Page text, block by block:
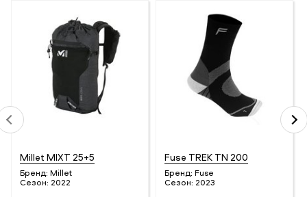
Millet MIXT 25+5
Бренд: Millet
Сезон: 2022
Fuse TREK TN 200
Бренд: Fuse
Сезон: 2023